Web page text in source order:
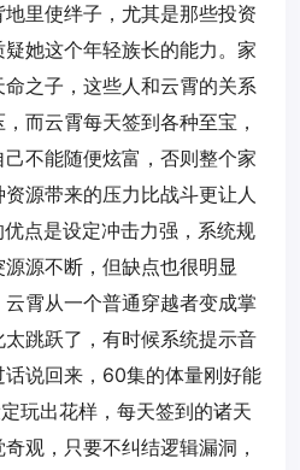
里使绊子，尤其是那些投资
她这个年轻族长的能力。家
之子，这些人和云霄的关系
而云霄每天签到各种至宝，
不能随便炫富，否则整个家
源带来的压力比战斗更让人
点是设定冲击力强，系统规
源不断，但缺点也很明显
霄从一个普通穿越者变成掌
跳跃了，有时候系统提示音
说回来，60集的体量刚好能
玩出花样，每天签到的诸天
观，只要不纠结逻辑漏洞，